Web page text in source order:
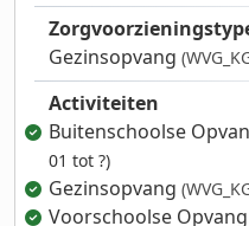
Gezinsopvang
Activiteiten
Buitenschoolse
01 tot ?)
Gezinsopvang
Voorschoolse Opvang